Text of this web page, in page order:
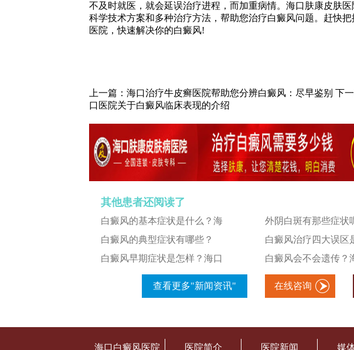
不及时就医，就会延误治疗进程，而加重病情。海口肤康皮肤
科学技术方案和多种治疗方法，帮助您治疗白癜风问题。赶快
医院，快速解决你的白癜风!
上一篇： 海口治疗牛皮癣医院帮助您分辨白癜风：尽早鉴别 下一
口医院关于白癜风临床表现的介绍
其他患者还阅读了
白癜风的基本症状是什么？海
外阴白斑有那些症状
白癜风的典型症状有哪些？
白癜风治疗四大误区
白癜风早期症状是怎样？海口
白癜风会不会遗传？
查看更多"新闻资讯" 在线咨询
海口白癜风医院 医院简介 医院新闻 媒